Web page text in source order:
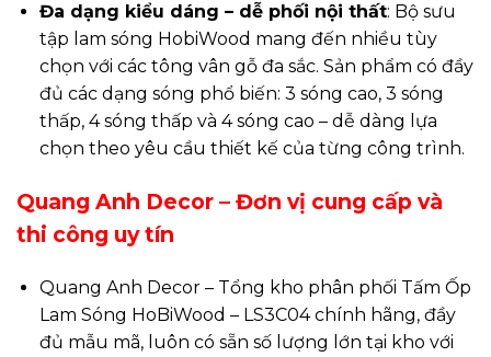
Đa dạng kiểu dáng – dễ phối nội thất: Bộ sưu
tập lam sóng HobiWood mang đến nhiều tùy
chọn với các tông vân gỗ đa sắc. Sản phẩm có đầy
đủ các dạng sóng phổ biến: 3 sóng cao, 3 sóng
thấp, 4 sóng thấp và 4 sóng cao – dễ dàng lựa
chọn theo yêu cầu thiết kế của từng công trình.
Quang Anh Decor – Đơn vị cung cấp và
thi công uy tín
Quang Anh Decor – Tổng kho phân phối Tấm Ốp
Lam Sóng HoBiWood – LS3C04 chính hãng, đầy
đủ mẫu mã, luôn có sẵn số lượng lớn tại kho với